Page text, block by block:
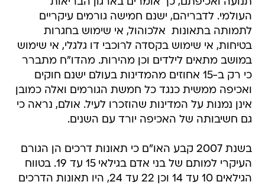
העולמי. לדבריהם, ישנם חמישה גורמים עיקריים
לתמותה בתאונות  אלכוהול, אי שימוש בחגרות
בטיחות, אי שימוש בקסדה לרוכבי דו גלגלי, אי שימוש
במושב מתאים לילדים וכן מהירות. מהדו"ח מתברר
כי רק ב-15 אחוזים מהמדינות בעולם ישנם חוקים
ואכיפה ממשית כנגד כל חמשת הגורמים ואלה כמובן
אינן נמנות על המדינות שהוזכרו לעיל. אולם, נראה כי
גם חשיבותה של האכיפה יורד עם השנים.
בשנת 2007 קבע האו"ם כי תאונות דרכים הן הגורם
העיקרי למותם של בני אדם בגילאי 15 עד 19. בטווח
הגילאים 10 עד 14 וכן 22 עד 24, היו תאונות הדרכים